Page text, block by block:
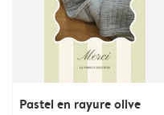
Pastel en rayure olive